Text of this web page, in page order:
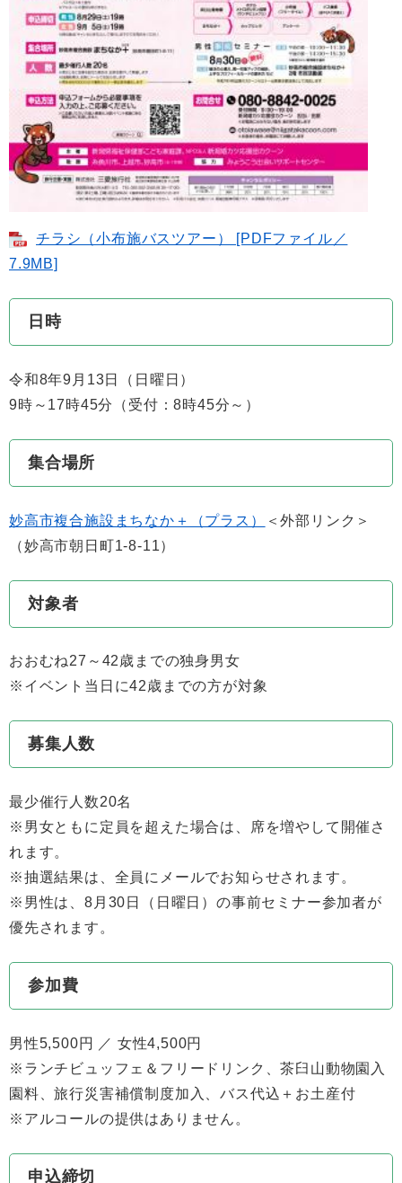
チラシ（小布施バスツアー） [PDFファイル／
7.9MB]
日時
令和8年9月13日（日曜日）
9時～17時45分（受付：8時45分～）
集合場所
妙高市複合施設まちなか＋（プラス）
＜外部リンク＞
（妙高市朝日町1-8-11）
対象者
おおむね27～42歳までの独身男女
※イベント当日に42歳までの方が対象
募集人数
最少催行人数20名
※男女ともに定員を超えた場合は、席を増やして開催さ
れます。
※抽選結果は、全員にメールでお知らせされます。
※男性は、8月30日（日曜日）の事前セミナー参加者が
優先されます。
参加費
男性5,500円 ／ 女性4,500円
※ランチビュッフェ＆フリードリンク、茶臼山動物園入
園料、旅行災害補償制度加入、バス代込＋お土産付
※アルコールの提供はありません。
申込締切